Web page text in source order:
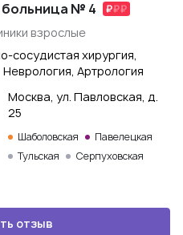
больница № 4
взрослые
сосудистая хирургия,
Артрология
Москва, ул. Павловская, д.
25
Шаболовская
Павелецкая
Тульская
Серпуховская
отзыв